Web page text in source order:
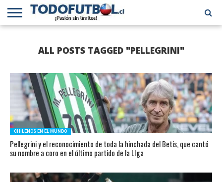
CHILENA
MUNDO
INTERNACIONAL
ALL POSTS TAGGED "PELLEGRINI"
CHILENOS EN EL MUNDO
Pellegrini y el reconocimiento de toda la hinchada del Betis, que cantó
su nombre a coro en el último partido de la LIga